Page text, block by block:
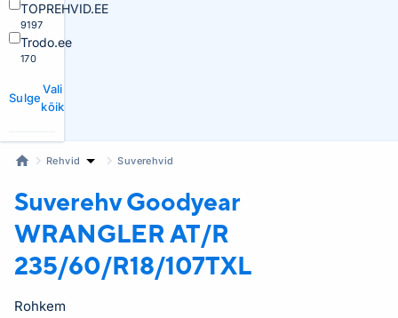
TOPREHVID.EE
9197
Trodo.ee
170
Sulge
Vali
kõik
Rehvid Suverehvid
Suverehv Goodyear
WRANGLER AT/R
235/60/R18/107TXL
Rohkem